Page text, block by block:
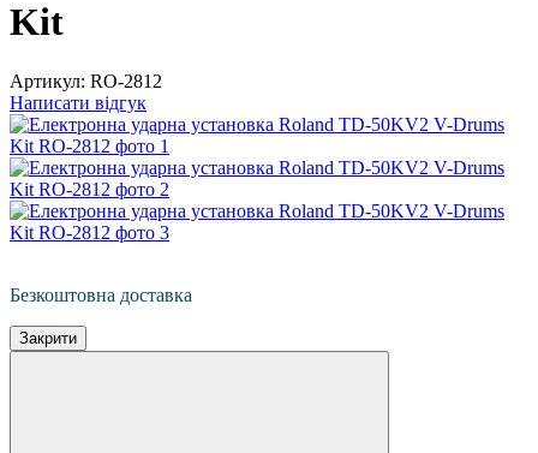
Kit
Артикул: RO-2812
Написати відгук
Безкоштовна доставка
Закрити